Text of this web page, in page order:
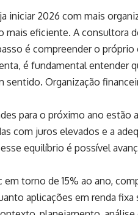
iniciar 2026 com mais
mais eficiente. A consultora
é compreender o
é fundamental entender
sentido. Organização
para o próximo ano estão
com juros elevados e a
equilíbrio é possível
em torno de 15% ao ano,
aplicações em renda